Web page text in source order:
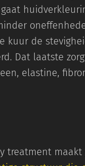
kuur de
Dat laatste
elastine,
treatment